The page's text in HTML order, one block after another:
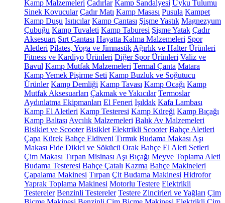
Kamp Malzemeleri Çadırlar Kamp Sandalyesi Uyku Tulumu
Sinek Kovucular Çadır Matı Kamp Masası Pusula Kampet
Kamp Duşu Isıtıcılar Kamp Çantası Şişme Yastık Magnezyum
Çubuğu Kamp Tuvaleti Kamp Taburesi Şişme Yatak Çadır
Aksesuarı Sırt Çantası Hayatta Kalma Malzemeleri Spor
Aletleri Pilates, Yoga ve Jimnastik Ağırlık ve Halter Ürünleri
Fitness ve Kardiyo Ürünleri Diğer Spor Ürünleri Valiz ve
Bavul Kamp Mutfak Malzemeleri Termal Çanta Matara
Kamp Yemek Pişirme Seti Kamp Buzluk ve Soğutucu
Ürünler Kamp Demliği Kamp Tavası Kamp Ocağı Kamp
Mutfak Aksesuarları Çakmak ve Yakıcılar Termoslar
Aydınlatma Ekipmanları El Feneri Işıldak Kafa Lambası
Kamp El Aletleri Kamp Testeresi Kamp Küreği Kamp Bıçağı
Kamp Baltası Avcılık Malzemeleri Balık Av Malzemeleri
Bisiklet ve Scooter Bisiklet Elektrikli Scooter Bahçe Aletleri
Çapa Kürek Bahçe Eldiveni Tırmık Budama Makası Aşı
Makası Fide Dikici ve Sökücü Orak Bahçe El Aleti Setleri
Çim Makası Tırpan Misinası Aşı Bıçağı Meyve Toplama Aleti
Budama Testeresi Bahçe Çatalı Kazma Bahçe Makineleri
Çapalama Makinesi Tırpan Çit Budama Makinesi Hidrofor
Yaprak Toplama Makinesi Motorlu Testere Elektrikli
Testereler Benzinli Testereler Testere Zincirleri ve Yağları Çim